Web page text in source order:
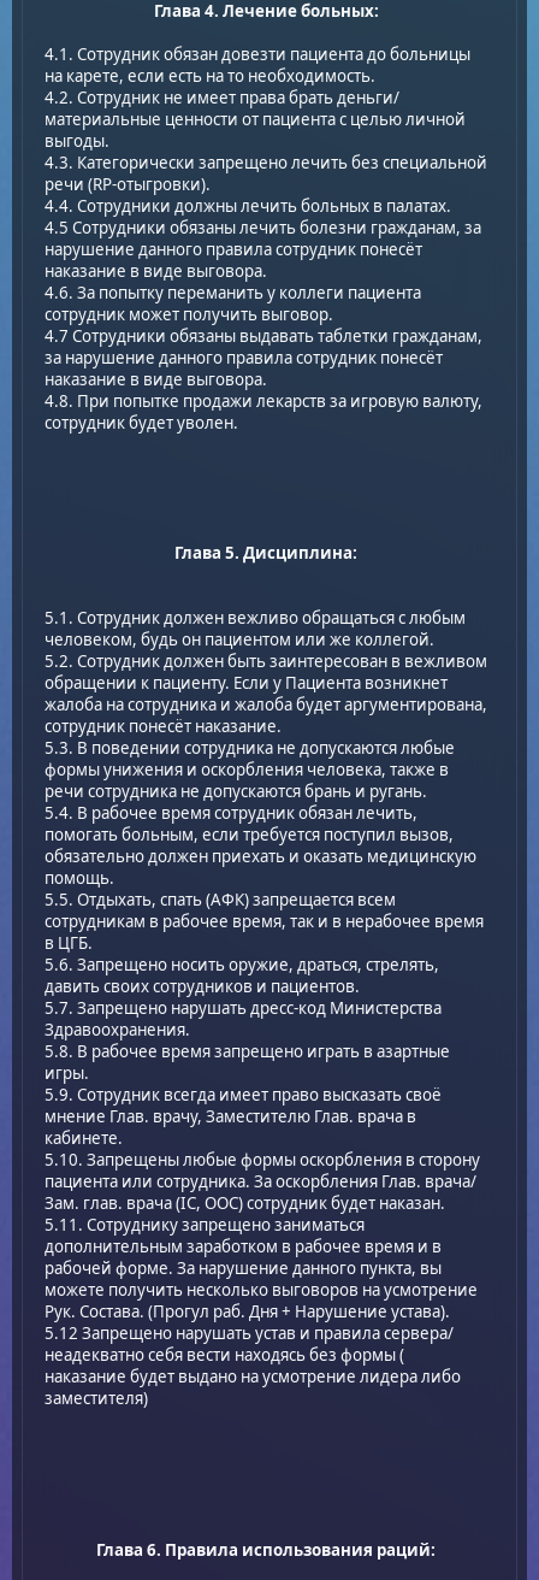
Глава 4. Лечение больных:
4.1. Сотрудник обязан довезти пациента до больницы
на карете, если есть на то необходимость.
4.2. Сотрудник не имеет права брать деньги/
материальные ценности от пациента с целью личной
выгоды.
4.3. Категорически запрещено лечить без специальной
речи (RP-отыгровки).
4.4. Сотрудники должны лечить больных в палатах.
4.5 Сотрудники обязаны лечить болезни гражданам, за
нарушение данного правила сотрудник понесёт
наказание в виде выговора.
4.6. За попытку переманить у коллеги пациента
сотрудник может получить выговор.
4.7 Сотрудники обязаны выдавать таблетки гражданам,
за нарушение данного правила сотрудник понесёт
наказание в виде выговора.
4.8. При попытке продажи лекарств за игровую валюту,
сотрудник будет уволен.
Глава 5. Дисциплина:
5.1. Сотрудник должен вежливо обращаться с любым
человеком, будь он пациентом или же коллегой.
5.2. Сотрудник должен быть заинтересован в вежливом
обращении к пациенту. Если у Пациента возникнет
жалоба на сотрудника и жалоба будет аргументирована,
сотрудник понесёт наказание.
5.3. В поведении сотрудника не допускаются любые
формы унижения и оскорбления человека, также в
речи сотрудника не допускаются брань и ругань.
5.4. В рабочее время сотрудник обязан лечить,
помогать больным, если требуется поступил вызов,
обязательно должен приехать и оказать медицинскую
помощь.
5.5. Отдыхать, спать (АФК) запрещается всем
сотрудникам в рабочее время, так и в нерабочее время
в ЦГБ.
5.6. Запрещено носить оружие, драться, стрелять,
давить своих сотрудников и пациентов.
5.7. Запрещено нарушать дресс-код Министерства
Здравоохранения.
5.8. В рабочее время запрещено играть в азартные
игры.
5.9. Сотрудник всегда имеет право высказать своё
мнение Глав. врачу, Заместителю Глав. врача в
кабинете.
5.10. Запрещены любые формы оскорбления в сторону
пациента или сотрудника. За оскорбления Глав. врача/
Зам. глав. врача (IC, OOC) сотрудник будет наказан.
5.11. Сотруднику запрещено заниматься
дополнительным заработком в рабочее время и в
рабочей форме. За нарушение данного пункта, вы
можете получить несколько выговоров на усмотрение
Рук. Состава. (Прогул раб. Дня + Нарушение устава).
5.12 Запрещено нарушать устав и правила сервера/
неадекватно себя вести находясь без формы (
наказание будет выдано на усмотрение лидера либо
заместителя)
Глава 6. Правила использования раций: